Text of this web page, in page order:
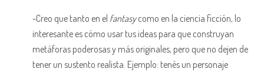
-Creo que tanto en el fantasycomo en la ciencia ficción, lo
interesante es cómo usar tus ideas para que construyan
metáforas poderosas y más originales, pero que no dejen de
tener un sustento realista. Ejemplo: tenés un personaje